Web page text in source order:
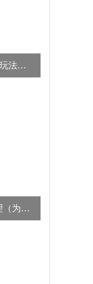
NBA 2K20好玩吗 NBA 2K20玩法简介
今日年轻人为什么不能干监理（为什么年轻人不适合干监理的真正原因）